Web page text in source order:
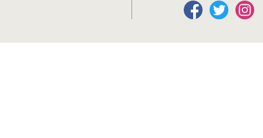
Folgen Sie